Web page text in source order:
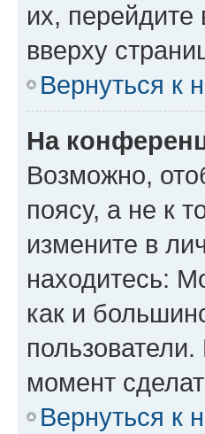
их, перейдите
вверху
Вернуться к
На
Возможно,
поясу, а не к
измените в
находитесь:
как и
момент
Вернуться к